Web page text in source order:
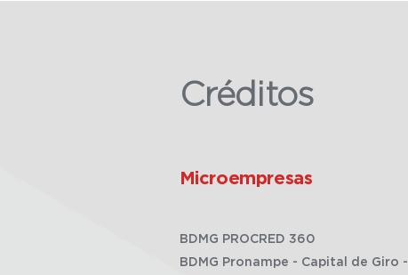
Créditos
Microempresas
BDMG PROCRED 360
BDMG Pronampe - Capital de Giro -